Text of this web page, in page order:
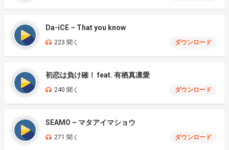
Da-iCE – That you know
223 聞く ダウンロード
初恋は負け確！ feat. 有栖真凛愛
240 聞く ダウンロード
SEAMO – マタアイマショウ
271 聞く ダウンロード